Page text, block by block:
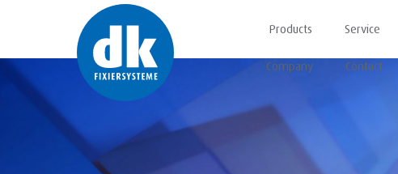
Products
Service
Company
Contact